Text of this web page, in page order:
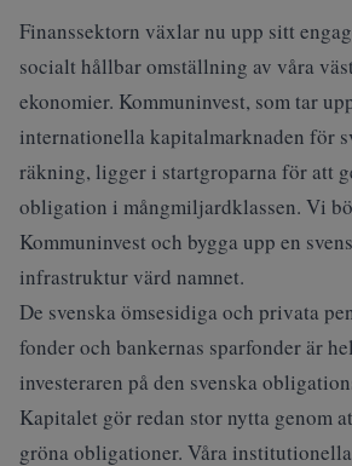
Finanssektorn växlar nu upp sitt
socialt hållbar omställning av våra
ekonomier. Kommuninvest, som tar
internationella kapitalmarknaden för
räkning, ligger i startgroparna för att
obligation i mångmiljardklassen. Vi
Kommuninvest och bygga upp en
infrastruktur värd namnet.
De svenska ömsesidiga och privata
fonder och bankernas sparfonder är
investeraren på den svenska
Kapitalet gör redan stor nytta genom
gröna obligationer. Våra